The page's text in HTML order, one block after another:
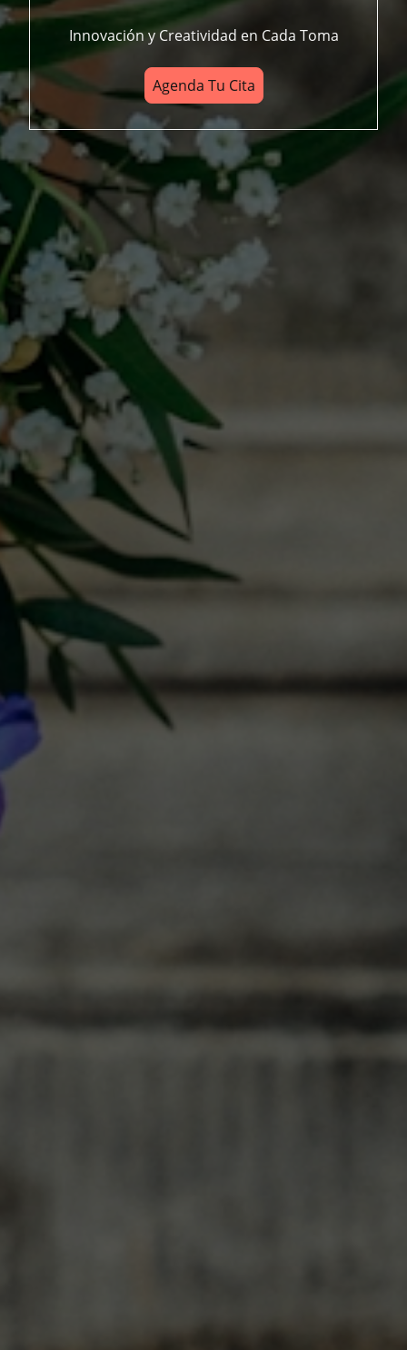
Innovación y Creatividad en Cada Toma
Agenda Tu Cita